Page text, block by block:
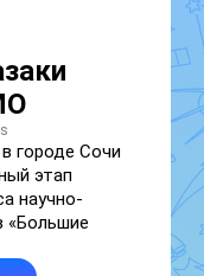
городе Сочи
этап
научно-
«Большие